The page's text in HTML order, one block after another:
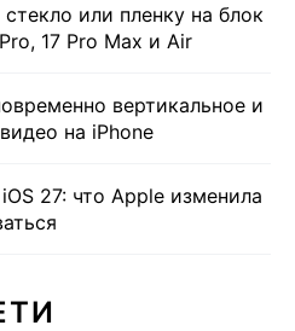
или пленку на блок
17 Pro Max и Air
вертикальное и
на iPhone
27: что Apple изменила